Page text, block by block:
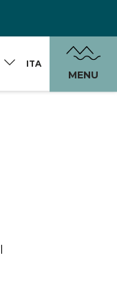
ITA
MENU